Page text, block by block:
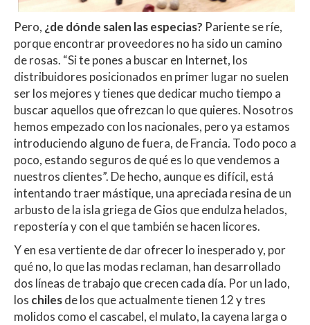
Pero, ¿de dónde salen las especias? Pariente se ríe,
porque encontrar proveedores no ha sido un camino
de rosas. “Si te pones a buscar en Internet, los
distribuidores posicionados en primer lugar no suelen
ser los mejores y tienes que dedicar mucho tiempo a
buscar aquellos que ofrezcan lo que quieres. Nosotros
hemos empezado con los nacionales, pero ya estamos
introduciendo alguno de fuera, de Francia. Todo poco a
poco, estando seguros de qué es lo que vendemos a
nuestros clientes”. De hecho, aunque es difícil, está
intentando traer mástique, una apreciada resina de un
arbusto de la isla griega de Gios que endulza helados,
repostería y con el que también se hacen licores.
Y en esa vertiente de dar ofrecer lo inesperado y, por
qué no, lo que las modas reclaman, han desarrollado
dos líneas de trabajo que crecen cada día. Por un lado,
los chilesde los que actualmente tienen 12 y tres
molidos como el cascabel, el mulato, la cayena larga o